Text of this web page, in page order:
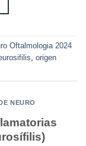
Oftalmologia 2024
origen
NEURO